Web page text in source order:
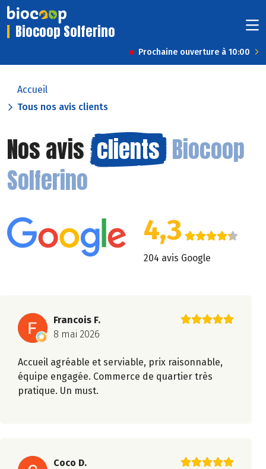
Biocoop Solferino
Prochaine ouverture à 10:00
Accueil
Tous nos avis clients
Nos avis clients Biocoop
Solferino
4,3
204 avis Google
Francois F.
8 mai 2026
Accueil agréable et serviable, prix raisonnable,
équipe engagée. Commerce de quartier très
pratique. Un must.
Coco D.